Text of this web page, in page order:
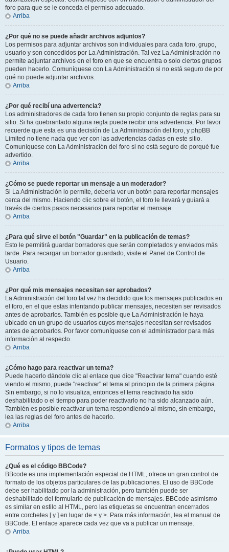
foro para que se le conceda el permiso adecuado.
Arriba
¿Por qué no se puede añadir archivos adjuntos?
Los permisos para adjuntar archivos son individuales para cada foro, grupo,
usuario y son concedidos por La Administración. Tal vez La Administración no
permite adjuntar archivos en el foro en que se encuentra o solo ciertos grupos
pueden hacerlo. Comuníquese con La Administración si no está seguro de por
qué no puede adjuntar archivos.
Arriba
¿Por qué recibí una advertencia?
Los administradores de cada foro tienen su propio conjunto de reglas para su
sitio. Si ha quebrantado alguna regla puede recibir una advertencia. Por favor
recuerde que esta es una decisión de La Administración del foro, y phpBB
Limited no tiene nada que ver con las advertencias dadas en este sitio.
Comuníquese con La Administración del foro si no está seguro de porqué fue
advertido.
Arriba
¿Cómo se puede reportar un mensaje a un moderador?
Si La Administración lo permite, debería ver un botón para reportar mensajes
cerca del mismo. Haciendo clic sobre el botón, el foro le llevará y guiará a
través de ciertos pasos necesarios para reportar el mensaje.
Arriba
¿Para qué sirve el botón "Guardar" en la publicación de temas?
Esto le permitirá guardar borradores que serán completados y enviados más
tarde. Para recargar un borrador guardado, visite el Panel de Control de
Usuario.
Arriba
¿Por qué mis mensajes necesitan ser aprobados?
La Administración del foro tal vez ha decidido que los mensajes publicados en
el foro, en el que estas intentando publicar mensajes, necesiten ser revisados
antes de aprobarlos. También es posible que La Administración le haya
ubicado en un grupo de usuarios cuyos mensajes necesitan ser revisados
antes de aprobarlos. Por favor comuníquese con el administrador para más
información al respecto.
Arriba
¿Cómo hago para reactivar un tema?
Puede hacerlo dándole clic al enlace que dice "Reactivar tema" cuando esté
viendo el mismo, puede "reactivar" el tema al principio de la primera página.
Sin embargo, si no lo visualiza, entonces el tema reactivado ha sido
deshabilitado o el tiempo para poder reactivarlo no ha sido alcanzado aún.
También es posible reactivar un tema respondiendo al mismo, sin embargo,
lea las reglas del foro antes de hacerlo.
Arriba
Formatos y tipos de temas
¿Qué es el código BBCode?
BBcode es una implementación especial de HTML, ofrece un gran control de
formato de los objetos particulares de las publicaciones. El uso de BBCode
debe ser habilitado por la administración, pero también puede ser
deshabilitado del formulario de publicación de mensajes. BBCode asimismo
es similar en estilo al HTML, pero las etiquetas se encuentran encerrados
entre corchetes [ y ] en lugar de < y >. Para más información, lea el manual de
BBCode. El enlace aparece cada vez que va a publicar un mensaje.
Arriba